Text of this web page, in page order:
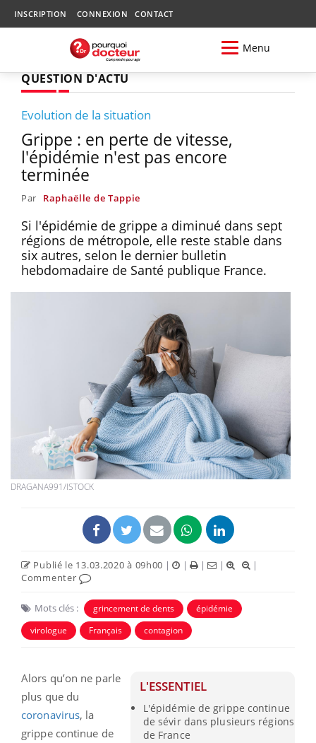
INSCRIPTION CONNEXION CONTACT
Menu
QUESTION D'ACTU
Evolution de la situation
Grippe : en perte de vitesse,
l'épidémie n'est pas encore
terminée
Par Raphaëlle de Tappie
Si l'épidémie de grippe a diminué dans sept
régions de métropole, elle reste stable dans
six autres, selon le dernier bulletin
hebdomadaire de Santé publique France.
DRAGANA991/ISTOCK
Publié le 13.03.2020 à 09h00 | | | |
|
Commenter
Mots clés : grincement de dents
épidémie
virologue
Français contagion
L'ESSENTIEL
L'épidémie de grippe continue
de sévir dans plusieurs régions
de France
Alors qu’on ne parle
plus que du
coronavirus, la
grippe continue de